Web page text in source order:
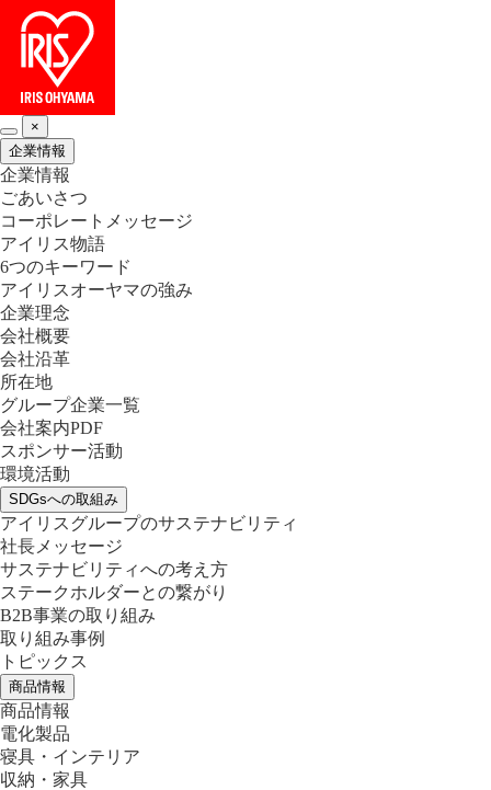
×
企業情報
企業情報
ごあいさつ
コーポレートメッセージ
アイリス物語
6つのキーワード
アイリスオーヤマの強み
企業理念
会社概要
会社沿革
所在地
グループ企業一覧
会社案内PDF
スポンサー活動
環境活動
SDGsへの取組み
アイリスグループのサステナビリティ
社長メッセージ
サステナビリティへの考え方
ステークホルダーとの繋がり
B2B事業の取り組み
取り組み事例
トピックス
商品情報
商品情報
電化製品
寝具・インテリア
収納・家具